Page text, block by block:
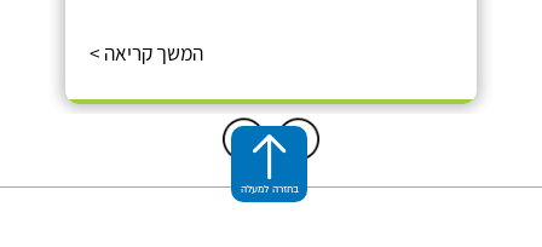
המשך קריאה >
בחזרה למעלה